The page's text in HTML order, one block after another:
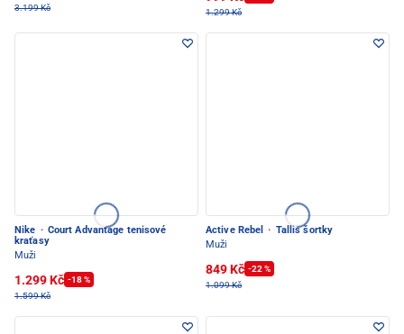
3.199 Kč
1.299 Kč
Nike · Court Advantage tenisové
kraťasy
Muži
1.299 Kč -18 %
1.599 Kč
Active Rebel · Tallis šortky
Muži
849 Kč -22 %
1.099 Kč